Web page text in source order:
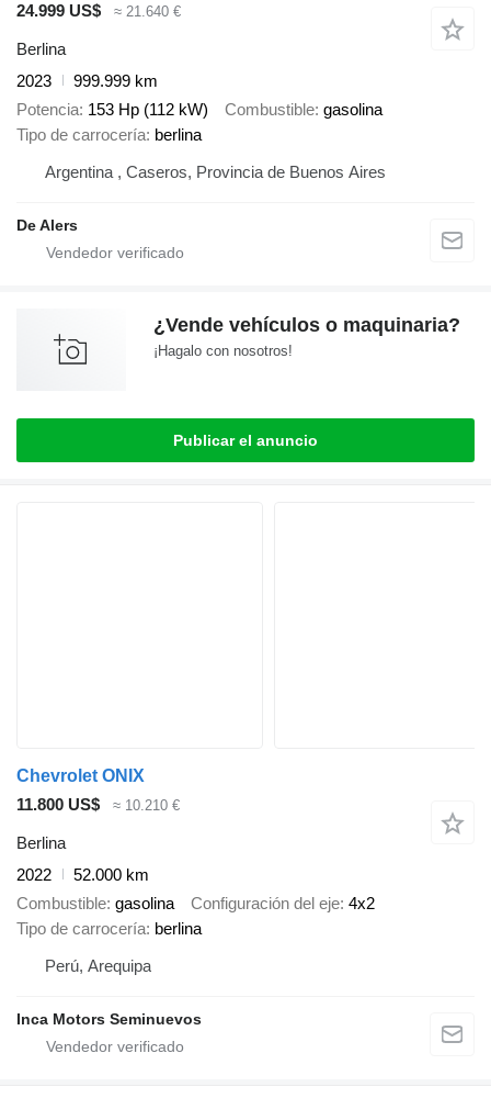
24.999 US$
≈ 21.640 €
Berlina
2023
999.999 km
Potencia 153 Hp (112 kW) Combustible gasolina
Tipo de carrocería berlina
Argentina , Caseros, Provincia de Buenos Aires
De Alers
¿Vende vehículos o maquinaria?
¡Hagalo con nosotros!
Publicar el anuncio
Chevrolet ONIX
11.800 US$
≈ 10.210 €
Berlina
2022
52.000 km
Combustible gasolina Configuración del eje 4x2
Tipo de carrocería berlina
Perú, Arequipa
Inca Motors Seminuevos